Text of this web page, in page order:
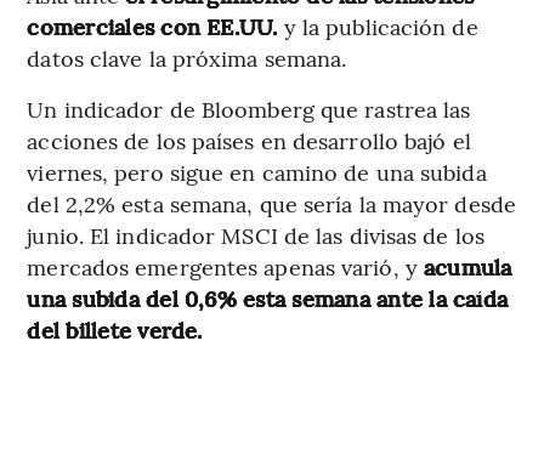
comerciales con EE.UU. y la publicación de
datos clave la próxima semana.
Un indicador de Bloomberg que rastrea las
acciones de los países en desarrollo bajó el
viernes, pero sigue en camino de una subida
del 2,2% esta semana, que sería la mayor desde
junio. El indicador MSCI de las divisas de los
mercados emergentes apenas varió, y acumula
una subida del 0,6% esta semana ante la caída
del billete verde.